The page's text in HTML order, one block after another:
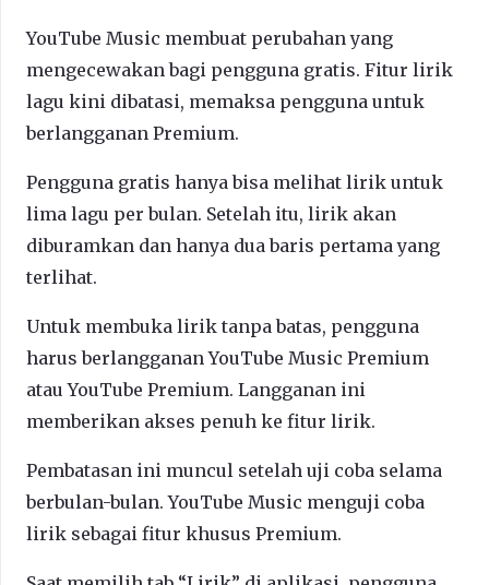
YouTube Music membuat perubahan yang
mengecewakan bagi pengguna gratis. Fitur lirik
lagu kini dibatasi, memaksa pengguna untuk
berlangganan Premium.
Pengguna gratis hanya bisa melihat lirik untuk
lima lagu per bulan. Setelah itu, lirik akan
diburamkan dan hanya dua baris pertama yang
terlihat.
Untuk membuka lirik tanpa batas, pengguna
harus berlangganan YouTube Music Premium
atau YouTube Premium. Langganan ini
memberikan akses penuh ke fitur lirik.
Pembatasan ini muncul setelah uji coba selama
berbulan-bulan. YouTube Music menguji coba
lirik sebagai fitur khusus Premium.